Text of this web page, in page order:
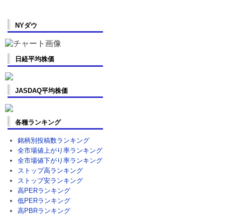
NYダウ
日経平均株価
JASDAQ平均株価
各種ランキング
銘柄別投稿数ランキング
全市場値上がり率ランキング
全市場値下がり率ランキング
ストップ高ランキング
ストップ安ランキング
高PERランキング
低PERランキング
高PBRランキング